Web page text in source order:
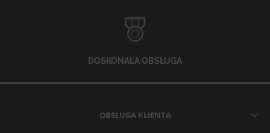
DOSKONAŁA OBSŁUGA
OBSŁUGA KLIENTA